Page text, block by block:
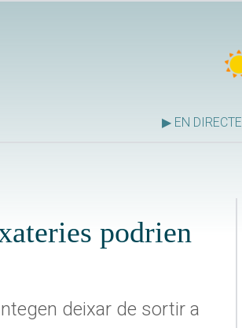
▶ EN DIRECTE
podrien
deixar de sortir a